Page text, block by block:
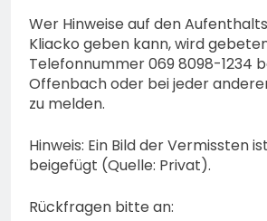
Wer Hinweise auf den
Kliacko geben kann, wird
Telefonnummer 069 8098-1234
Offenbach oder bei jeder
zu melden.
Hinweis: Ein Bild der Vermissten
beigefügt (Quelle: Privat).
Rückfragen bitte an: